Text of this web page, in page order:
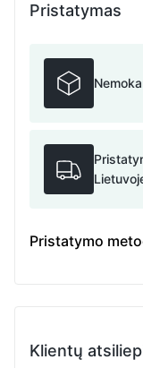
Pristatymas
Pristatymo
Klientų